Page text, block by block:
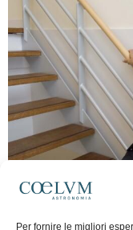
Per fornire le migliori
Frida Paolella - 16 Giugno
spaziale europea e della